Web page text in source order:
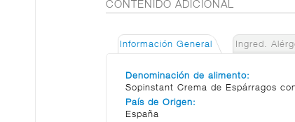
CONTENIDO ADICIONAL
Información General Ingred.
Denominación de alimento:
Sopinstant Crema de Espárragos
País de Origen:
España